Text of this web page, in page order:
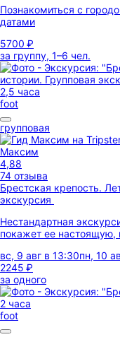
Познакомиться с
датами
5700 ₽
за группу, 1–6 чел.
2,5 часа
foot
групповая
Максим
4,88
74 отзыва
Брестская крепость.
экскурсия
Нестандартная
покажет ее
вс, 9 авг в 13:30пн, 10
2245 ₽
за одного
2 часа
foot